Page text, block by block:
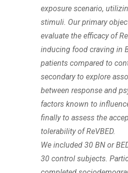
exposure scenario,
stimuli. Our primary
evaluate the efficacy of
inducing food craving in
patients compared to
secondary to explore
between response and
factors known to
finally to assess the
tolerability of ReVBED.
We included 30 BN or
30 control subjects.